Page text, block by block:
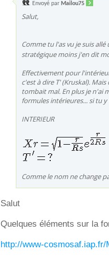
Envoyé par Mailou75
Salut,
Comme tu l'as vu je suis
stratégique moins j'en dit
Effectivement pour
c'est à dire T'(Kruskal). Mais
tombait mal. En plus je n'ai
formules intérieures... si tu y
INTERIEUR
Comme le nom ne change
Salut
Quelques éléments sur la
http://www-cosmosaf.iap.fr/